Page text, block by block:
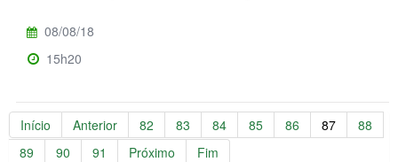
08/08/18
15h20
Início Anterior 82 83 84 85 86 87
88
89
90 91 Próximo
Fim